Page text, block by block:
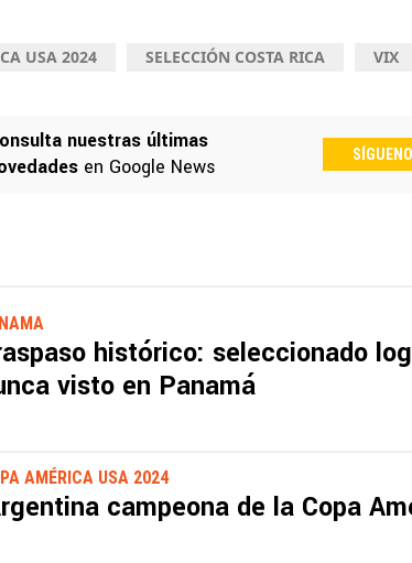
USA 2024 SELECCIÓN COSTA RICA VIX
nuestras últimas
en Google News
histórico: seleccionado
visto en Panamá
AMÉRICA USA 2024
campeona de la Copa